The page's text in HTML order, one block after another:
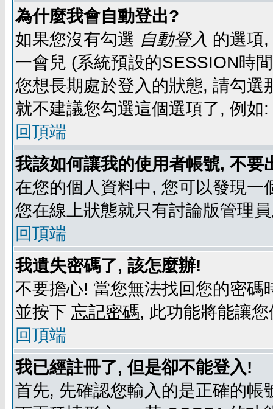
為什麼我會自動登出?
如果您沒有勾選 自動登入 的選項
一會兒 (系統預設的SESSION時
您想長期處於登入的狀態, 請勾
就不建議您勾選這個選項了, 例
回頂端
我該如何讓我的使用者帳號, 不
在您的個人資料中, 您可以發現一
您在線上狀態就只有討論版管理
回頂端
我遺失密碼了, 該怎麼辦!
不要擔心! 當您無法找回您的密
並按下 忘記密碼, 此功能將能讓
回頂端
我已經註冊了, 但是卻不能登入!
首先, 先確認您輸入的是正確的